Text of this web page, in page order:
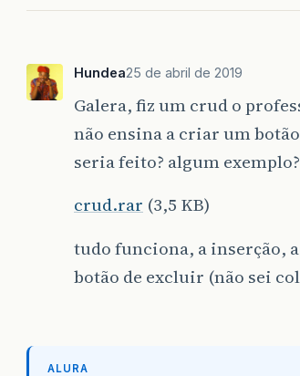
Hundea25 de abril de 2019
Galera, fiz um crud o
não ensina a criar um
seria feito? algum exemplo?
crud.rar (3,5 KB)
tudo funciona, a inserção,
botão de excluir (não sei
ALURA